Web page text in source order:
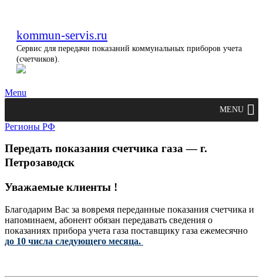
kommun-servis.ru
Сервис для передачи показаний коммунальных приборов учета
(счетчиков).
Menu
MENU
Регионы РФ
Передать показания счетчика газа — г.
Петрозаводск
Уважаемые клиенты !
Благодарим Вас за вовремя переданные показания счетчика и
напоминаем, абонент обязан передавать сведения о
показаниях прибора учета газа поставщику газа ежемесячно
до 10 числа следующего месяца.